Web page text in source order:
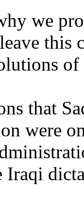
we
this
of
that
were
Iraqi